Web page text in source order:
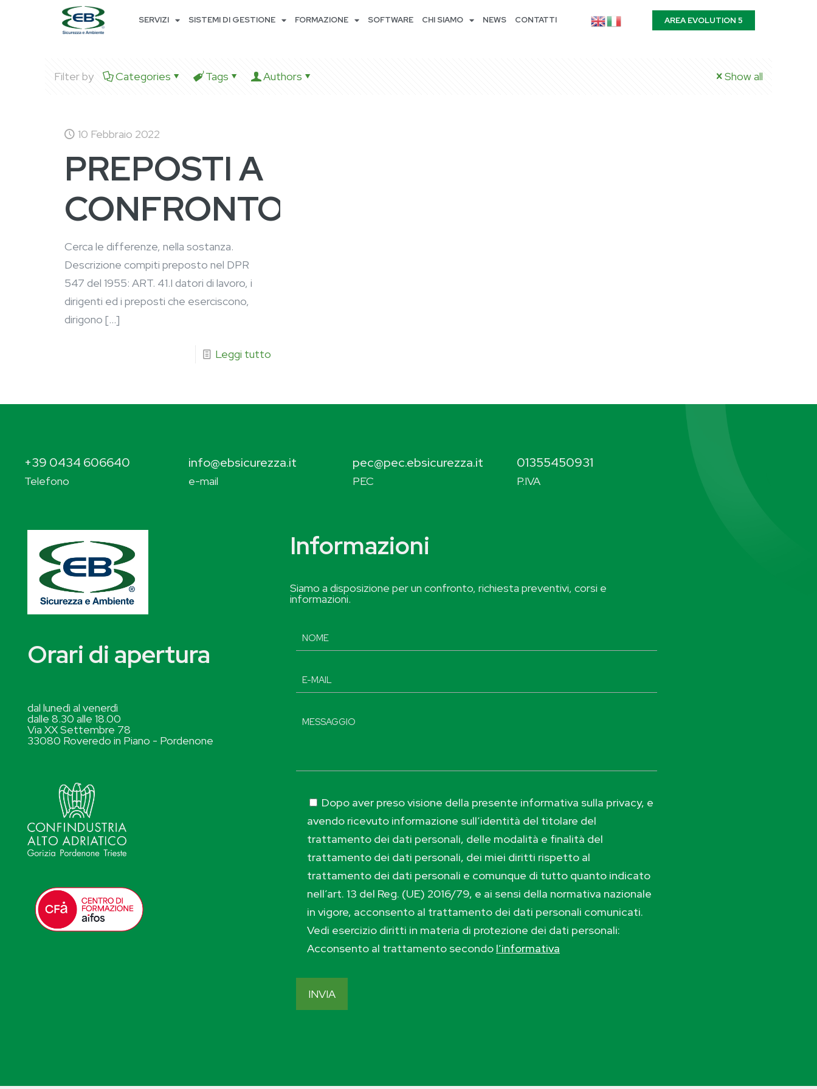
SERVIZI SISTEMI DI GESTIONE FORMAZIONE SOFTWARE CHI SIAMO NEWS CONTATTI AREA EVOLUTION 5
Filter by Categories Tags Authors Show all
10 Febbraio 2022
PREPOSTI A
CONFRONTO
Cerca le differenze, nella sostanza.
Descrizione compiti preposto nel DPR
547 del 1955: ART. 41.I datori di lavoro, i
dirigenti ed i preposti che eserciscono,
dirigono […]
Leggi tutto
+39 0434 606640
Telefono
info@ebsicurezza.it
e-mail
pec@pec.ebsicurezza.it
PEC
01355450931
P.IVA
Orari di apertura
dal lunedì al venerdì
dalle 8.30 alle 18.00
Via XX Settembre 78
33080 Roveredo in Piano - Pordenone
Informazioni
Siamo a disposizione per un confronto, richiesta preventivi, corsi e
informazioni.
Dopo aver preso visione della presente informativa sulla privacy, e
avendo ricevuto informazione sull’identità del titolare del
trattamento dei dati personali, delle modalità e finalità del
trattamento dei dati personali, dei miei diritti rispetto al
trattamento dei dati personali e comunque di tutto quanto indicato
nell’art. 13 del Reg. (UE) 2016/79, e ai sensi della normativa nazionale
in vigore, acconsento al trattamento dei dati personali comunicati.
Vedi esercizio diritti in materia di protezione dei dati personali:
Acconsento al trattamento secondo l’informativa